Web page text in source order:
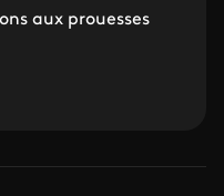
aux prouesses